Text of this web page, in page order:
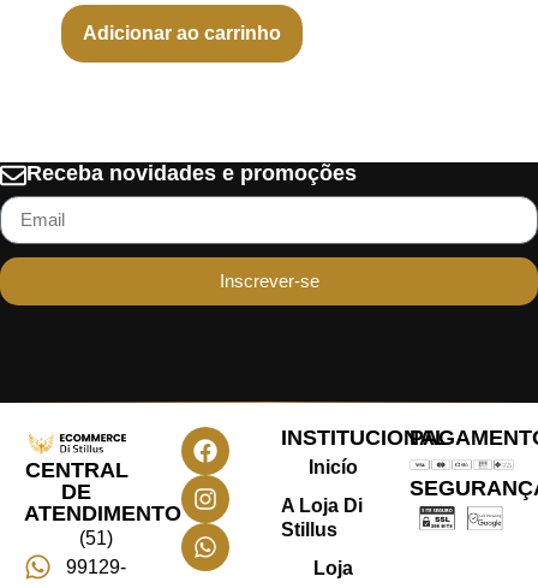
Adicionar ao carrinho
Receba novidades e promoções
Inscrever-se
CENTRAL
DE
ATENDIMENTO
(51)
99129-
INSTITUCIONAL
Inicío
A Loja Di
Stillus
Loja